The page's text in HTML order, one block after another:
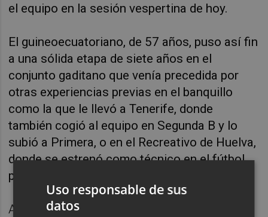
el equipo en la sesión vespertina de hoy.
El guineoecuatoriano, de 57 años, puso así fin
a una sólida etapa de siete años en el
conjunto gaditano que venía precedida por
otras experiencias previas en el banquillo
como la que le llevó a Tenerife, donde
también cogió al equipo en Segunda B y lo
subió a Primera, o en el Recreativo de Huelva,
donde se estrenó como técnico en el fútbol
profesional.
Además de con el Cádiz -al que dirigió 58
Uso responsable de sus
datos